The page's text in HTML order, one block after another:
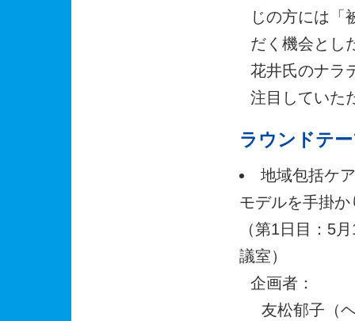
じの方には「
だく機会とし
花井氏のナラ
注目していた
ラウンドテ
地域包括ケ
モデルを手掛
（第1日目：5
議室）
企画者：
友松郁子（